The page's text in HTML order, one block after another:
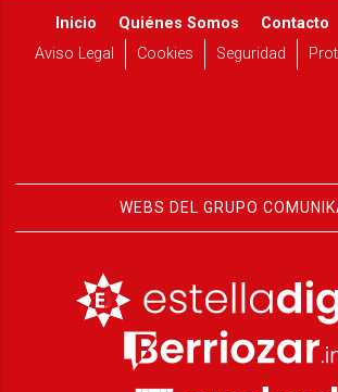
Inicio Quiénes Somos Contacto
Aviso Legal
Cookies Seguridad
WEBS DEL GRUPO